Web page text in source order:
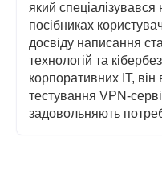
який
посібниках
досвіду написання
технологій та
корпоративних ІТ, він
тестування VPN-
задовольняють